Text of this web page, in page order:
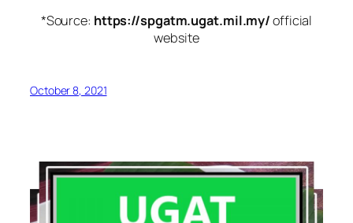
*Source: https://spgatm.ugat.mil.my/official
website
October 8, 2021